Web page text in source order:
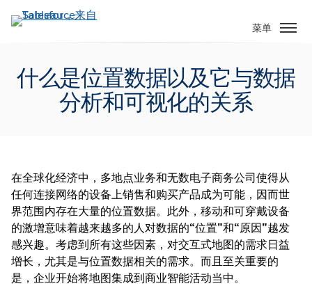
转
菜单
什么是位置数据以及它与数据
分析和可视化的关系
在全球化经济中，多地点业务和无数电子商务公司使得从
任何连接网络的设备上销售和购买产品成为可能，因而世
界范围内存在大量的位置数据。此外，移动和可穿戴设备
的激增意味着越来越多的人对数据的“位置”和“原因”越发
感兴趣。考虑到所有这些因素，对交互式地图的需求日益
增长，尤其是与位置数据相关的需求。而且至关重要的
是，企业开始将地图集成到商业智能活动当中。